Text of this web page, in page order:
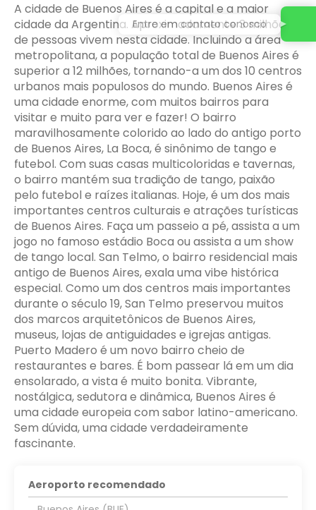
A cidade de Buenos Aires é a capital e a maior
cidade da Argentina. Aproximadamente 3 milhões
de pessoas vivem nesta cidade. Incluindo a área
metropolitana, a população total de Buenos Aires é
superior a 12 milhões, tornando-a um dos 10 centros
urbanos mais populosos do mundo. Buenos Aires é
uma cidade enorme, com muitos bairros para
visitar e muito para ver e fazer! O bairro
maravilhosamente colorido ao lado do antigo porto
de Buenos Aires, La Boca, é sinônimo de tango e
futebol. Com suas casas multicoloridas e tavernas,
o bairro mantém sua tradição de tango, paixão
pelo futebol e raízes italianas. Hoje, é um dos mais
importantes centros culturais e atrações turísticas
de Buenos Aires. Faça um passeio a pé, assista a um
jogo no famoso estádio Boca ou assista a um show
de tango local. San Telmo, o bairro residencial mais
antigo de Buenos Aires, exala uma vibe histórica
especial. Como um dos centros mais importantes
durante o século 19, San Telmo preservou muitos
dos marcos arquitetônicos de Buenos Aires,
museus, lojas de antiguidades e igrejas antigas.
Puerto Madero é um novo bairro cheio de
restaurantes e bares. É bom passear lá em um dia
ensolarado, a vista é muito bonita. Vibrante,
nostálgica, sedutora e dinâmica, Buenos Aires é
uma cidade europeia com sabor latino-americano.
Sem dúvida, uma cidade verdadeiramente
fascinante.
Aeroporto recomendado
Entre em contato conosco